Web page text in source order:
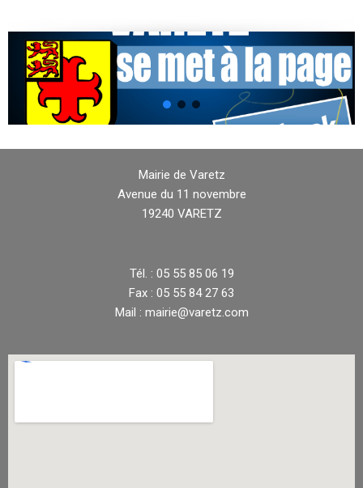
Mairie de Varetz
Avenue du 11 novembre
19240 VARETZ
Tél. : 05 55 85 06 19
Fax : 05 55 84 27 63
Mail : mairie@varetz.com